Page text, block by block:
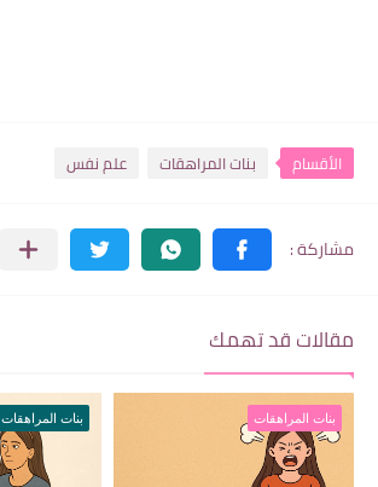
الأقسام بنات المراهقات علم نفس
مقالات قد تهمك
بنات المراهقات بنات المراهقات